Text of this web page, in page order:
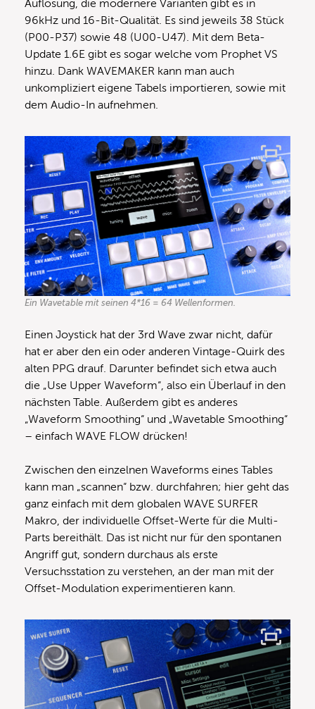
Auflösung, die modernere Varianten gibt es in
96kHz und 16-Bit-Qualität. Es sind jeweils 38 Stück
(P00-P37) sowie 48 (U00-U47). Mit dem Beta-
Update 1.6E gibt es sogar welche vom Prophet VS
hinzu. Dank WAVEMAKER kann man auch
unkompliziert eigene Tabels importieren, sowie mit
dem Audio-In aufnehmen.
Ein Wavetable mit seinen 4*16 = 64 Wellenformen.
Einen Joystick hat der 3rd Wave zwar nicht, dafür
hat er aber den ein oder anderen Vintage-Quirk des
alten PPG drauf. Darunter befindet sich etwa auch
die „Use Upper Waveform“, also ein Überlauf in den
nächsten Table. Außerdem gibt es anderes
„Waveform Smoothing“ und „Wavetable Smoothing“
– einfach WAVE FLOW drücken!
Zwischen den einzelnen Waveforms eines Tables
kann man „scannen“ bzw. durchfahren; hier geht das
ganz einfach mit dem globalen WAVE SURFER
Makro, der individuelle Offset-Werte für die Multi-
Parts bereithält. Das ist nicht nur für den spontanen
Angriff gut, sondern durchaus als erste
Versuchsstation zu verstehen, an der man mit der
Offset-Modulation experimentieren kann.